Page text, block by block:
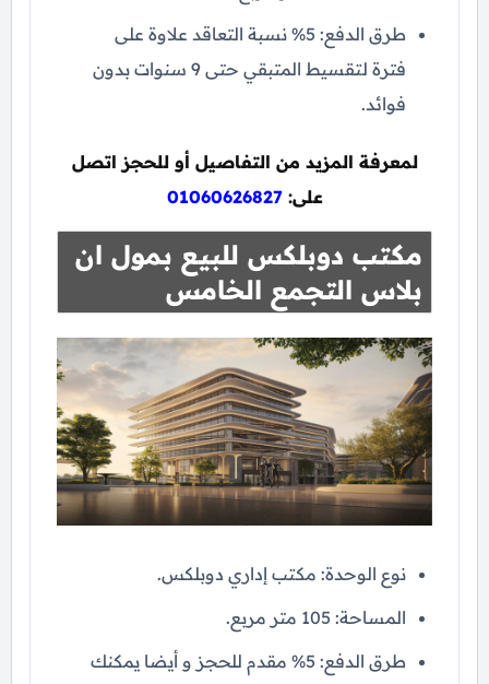
طرق الدفع: 5% نسبة التعاقد علاوة على
فترة لتقسيط المتبقي حتى 9 سنوات بدون
فوائد.
لمعرفة المزيد من التفاصيل أو للحجز اتصل
على:01060626827
مكتب دوبلكس للبيع بمول ان
بلاس التجمع الخامس
نوع الوحدة: مكتب إداري دوبلكس.
المساحة: 105 متر مربع.
طرق الدفع: 5% مقدم للحجز و أيضا يمكنك